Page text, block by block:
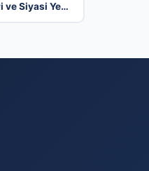
ve Siyasi Yeni